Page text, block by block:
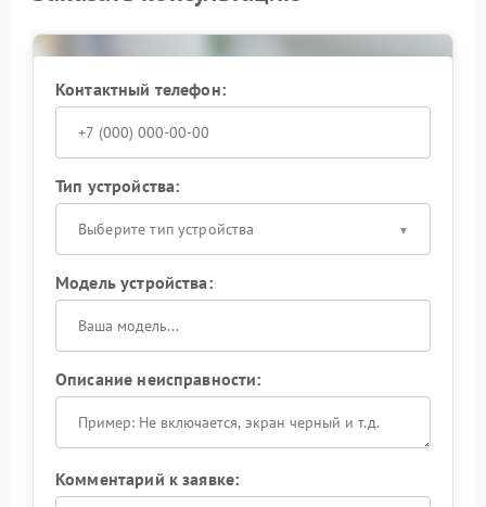
Olympus
работы выполняются с учётом стандартов
обращений.
Контактный телефон:
Тип устройства:
Выберите тип устройства
Модель устройства:
Описание неисправности:
Комментарий к заявке: